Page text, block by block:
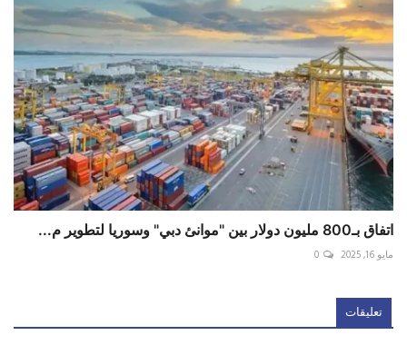
اتفاق بـ800 مليون دولار بين "موانئ دبي" وسوريا لتطوير م...
مايو 16, 2025 0
تعليقات